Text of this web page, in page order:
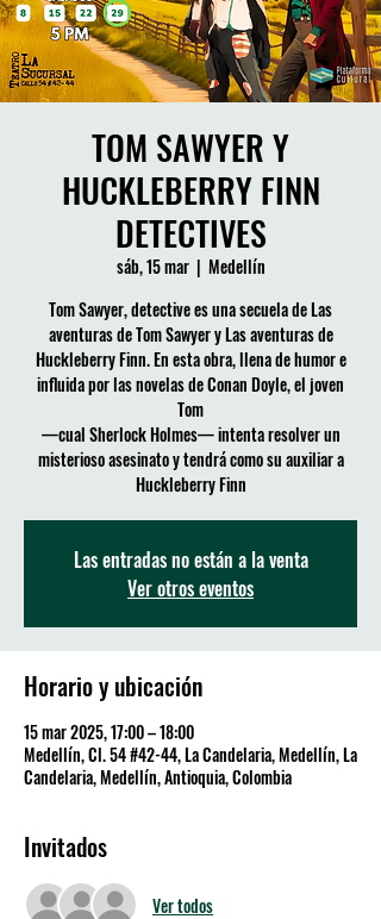
TOM SAWYER Y
HUCKLEBERRY FINN
DETECTIVES
sáb, 15 mar
  |
Medellín
Tom Sawyer, detective es una secuela de Las
aventuras de Tom Sawyer y Las aventuras de
Huckleberry Finn. En esta obra, llena de humor e
influida por las novelas de Conan Doyle, el joven
Tom
—cual Sherlock Holmes— intenta resolver un
misterioso asesinato y tendrá como su auxiliar a
Huckleberry Finn
Las entradas no están a la venta
Ver otros eventos
Horario y ubicación
15 mar 2025, 17:00 – 18:00
Medellín, Cl. 54 #42-44, La Candelaria, Medellín, La
Candelaria, Medellín, Antioquia, Colombia
Invitados
Ver todos